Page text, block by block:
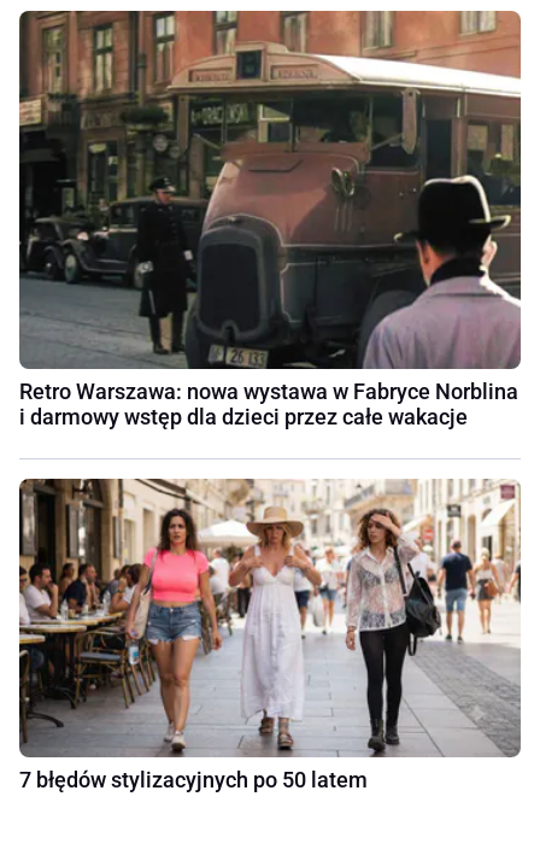
Retro Warszawa: nowa wystawa w Fabryce Norblina
i darmowy wstęp dla dzieci przez całe wakacje
7 błędów stylizacyjnych po 50 latem